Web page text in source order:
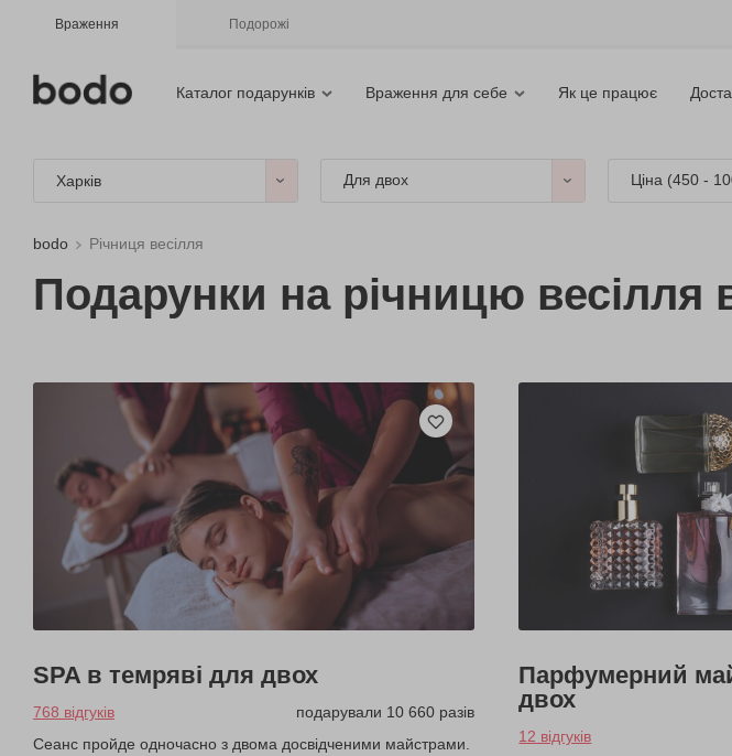
Враження Подорожі
Каталог подарунків Враження для себе Як це працює
Харків Для двох Ціна (450 -
bodo Річниця весілля
Подарунки на річницю весілля
SPA в темряві для двох
768 відгуків
подарували 10 660 разів
Сеанс пройде одночасно з двома досвідченими майстрами.
Парфумерний
двох
12 відгуків